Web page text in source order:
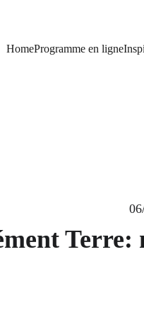
HomeProgramme en ligne
Terre: